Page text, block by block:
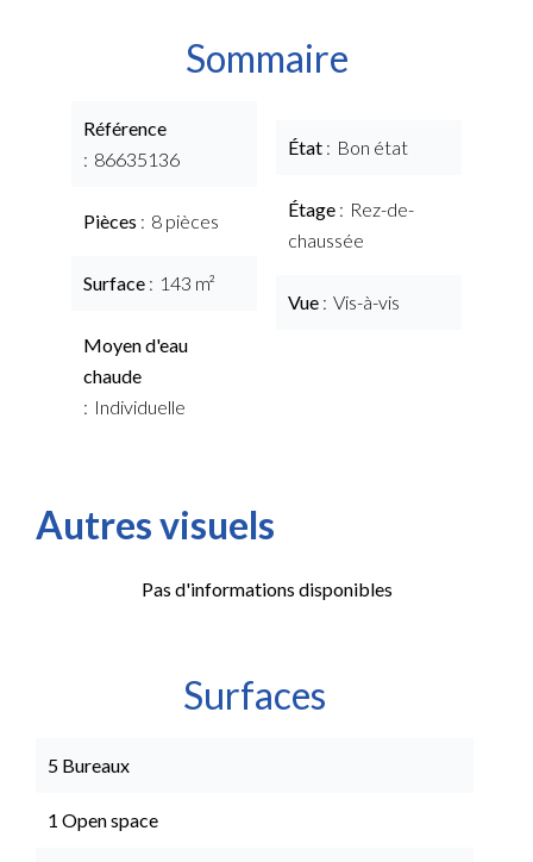
Sommaire
Référence
86635136
Pièces 8 pièces
Surface 143 m²
Moyen d'eau
chaude
Individuelle
État Bon état
Étage
Rez-de-
chaussée
Vue Vis-à-vis
Autres visuels
Pas d'informations disponibles
Surfaces
5 Bureaux
1 Open space